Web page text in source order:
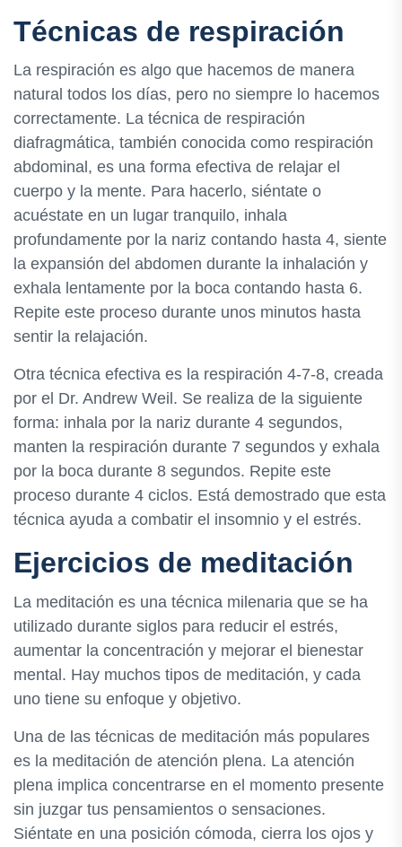
Técnicas de respiración
La respiración es algo que hacemos de manera
natural todos los días, pero no siempre lo hacemos
correctamente. La técnica de respiración
diafragmática, también conocida como respiración
abdominal, es una forma efectiva de relajar el
cuerpo y la mente. Para hacerlo, siéntate o
acuéstate en un lugar tranquilo, inhala
profundamente por la nariz contando hasta 4, siente
la expansión del abdomen durante la inhalación y
exhala lentamente por la boca contando hasta 6.
Repite este proceso durante unos minutos hasta
sentir la relajación.
Otra técnica efectiva es la respiración 4-7-8, creada
por el Dr. Andrew Weil. Se realiza de la siguiente
forma: inhala por la nariz durante 4 segundos,
manten la respiración durante 7 segundos y exhala
por la boca durante 8 segundos. Repite este
proceso durante 4 ciclos. Está demostrado que esta
técnica ayuda a combatir el insomnio y el estrés.
Ejercicios de meditación
La meditación es una técnica milenaria que se ha
utilizado durante siglos para reducir el estrés,
aumentar la concentración y mejorar el bienestar
mental. Hay muchos tipos de meditación, y cada
uno tiene su enfoque y objetivo.
Una de las técnicas de meditación más populares
es la meditación de atención plena. La atención
plena implica concentrarse en el momento presente
sin juzgar tus pensamientos o sensaciones.
Siéntate en una posición cómoda, cierra los ojos y